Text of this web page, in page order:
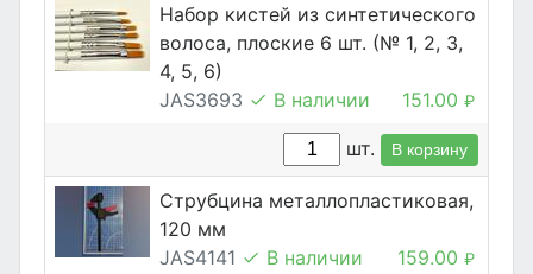
Набор кистей из синтетического
волоса, плоские 6 шт. (№ 1, 2, 3,
4, 5, 6)
JAS3693
В наличии 151.00 ₽
шт. В корзину
Струбцина металлопластиковая,
120 мм
JAS4141
В наличии 159.00 ₽